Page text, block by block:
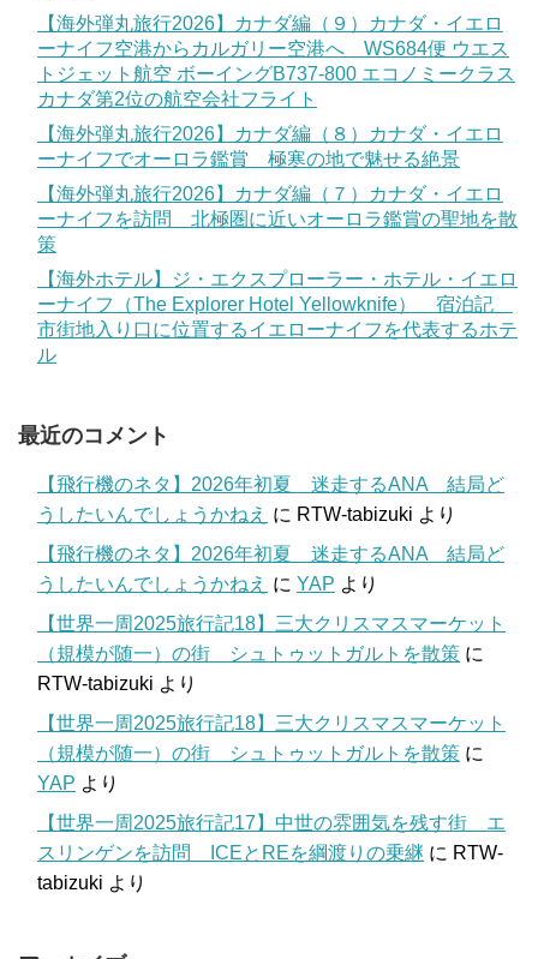
【海外弾丸旅行2026】カナダ編（９）カナダ・イエロ
ーナイフ空港からカルガリー空港へ WS684便 ウエス
トジェット航空 ボーイングB737-800 エコノミークラス
カナダ第2位の航空会社フライト
【海外弾丸旅行2026】カナダ編（８）カナダ・イエロ
ーナイフでオーロラ鑑賞 極寒の地で魅せる絶景
【海外弾丸旅行2026】カナダ編（７）カナダ・イエロ
ーナイフを訪問 北極圏に近いオーロラ鑑賞の聖地を散
策
【海外ホテル】ジ・エクスプローラー・ホテル・イエロ
ーナイフ（The Explorer Hotel Yellowknife） 宿泊記
市街地入り口に位置するイエローナイフを代表するホテ
ル
最近のコメント
【飛行機のネタ】2026年初夏 迷走するANA 結局ど
うしたいんでしょうかねえ に RTW-tabizuki より
【飛行機のネタ】2026年初夏 迷走するANA 結局ど
うしたいんでしょうかねえ に YAP より
【世界一周2025旅行記18】三大クリスマスマーケット
（規模が随一）の街 シュトゥットガルトを散策 に
RTW-tabizuki より
【世界一周2025旅行記18】三大クリスマスマーケット
（規模が随一）の街 シュトゥットガルトを散策 に
YAP より
【世界一周2025旅行記17】中世の雰囲気を残す街 エ
スリンゲンを訪問 ICEとREを綱渡りの乗継 に RTW-
tabizuki より